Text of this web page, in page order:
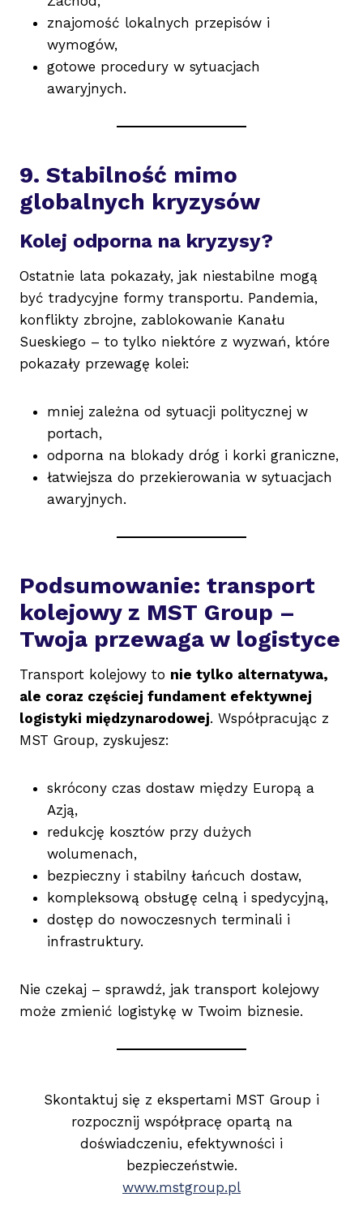
znajomość lokalnych przepisów i
wymogów,
gotowe procedury w sytuacjach
awaryjnych.
9. Stabilność mimo
globalnych kryzysów
Kolej odporna na kryzysy?
Ostatnie lata pokazały, jak niestabilne mogą
być tradycyjne formy transportu. Pandemia,
konflikty zbrojne, zablokowanie Kanału
Sueskiego – to tylko niektóre z wyzwań, które
pokazały przewagę kolei:
mniej zależna od sytuacji politycznej w
portach,
odporna na blokady dróg i korki graniczne,
łatwiejsza do przekierowania w sytuacjach
awaryjnych.
Podsumowanie: transport
kolejowy z MST Group –
Twoja przewaga w logistyce
Transport kolejowy to nie tylko alternatywa,
ale coraz częściej fundament efektywnej
logistyki międzynarodowej. Współpracując z
MST Group, zyskujesz:
skrócony czas dostaw między Europą a
Azją,
redukcję kosztów przy dużych
wolumenach,
bezpieczny i stabilny łańcuch dostaw,
kompleksową obsługę celną i spedycyjną,
dostęp do nowoczesnych terminali i
infrastruktury.
Nie czekaj – sprawdź, jak transport kolejowy
może zmienić logistykę w Twoim biznesie.
Skontaktuj się z ekspertami MST Group i
rozpocznij współpracę opartą na
doświadczeniu, efektywności i
bezpieczeństwie.
www.mstgroup.pl